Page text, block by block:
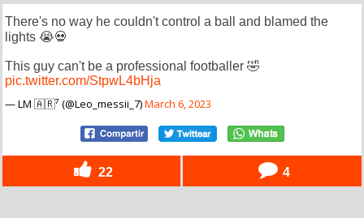
There's no way he couldn't control a ball and blamed the
lights 😭💀
This guy can't be a professional footballer 🤣
pic.twitter.com/StpwL4bHja
— LM 🇦🇷⁷ (@Leo_messii_7)March 6, 2023
22 4